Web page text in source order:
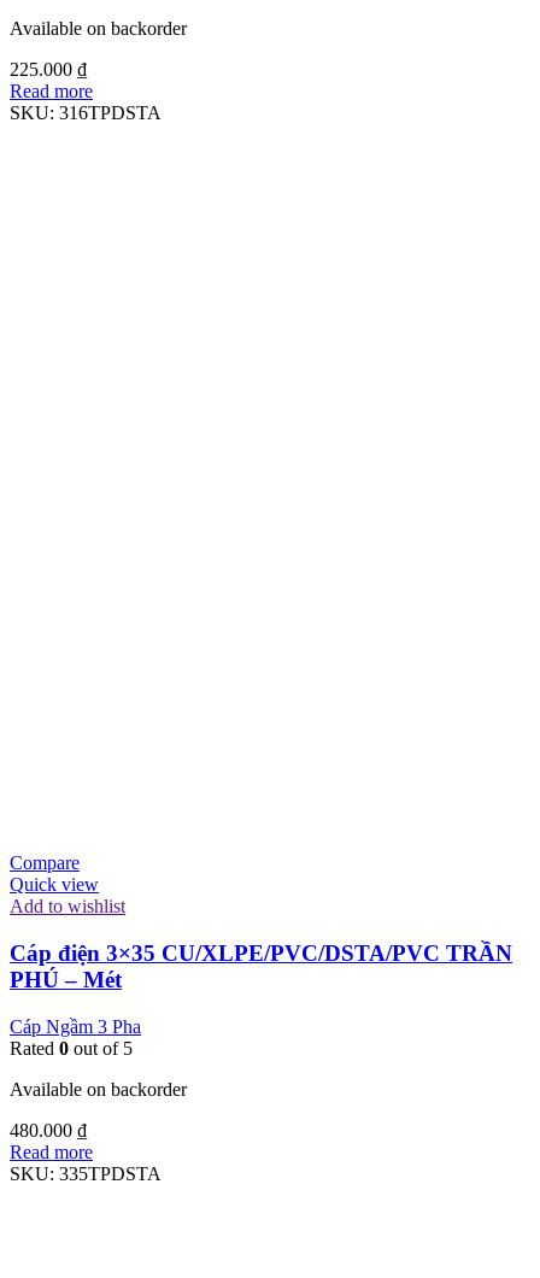
Available on backorder
225.000 ₫
Read more
SKU: 316TPDSTA
Compare
Quick view
Add to wishlist
Cáp điện 3×35 CU/XLPE/PVC/DSTA/PVC TRẦN
PHÚ – Mét
Cáp Ngầm 3 Pha
Rated 0 out of 5
Available on backorder
480.000 ₫
Read more
SKU: 335TPDSTA